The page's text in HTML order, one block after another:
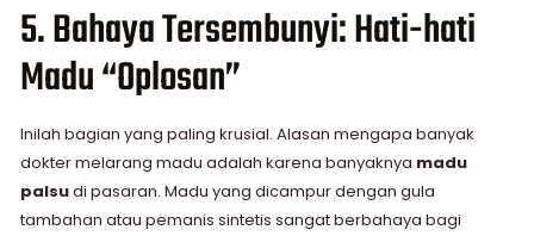
5. Bahaya Tersembunyi: Hati-hati
Madu “Oplosan”
Inilah bagian yang paling krusial. Alasan mengapa banyak
dokter melarang madu adalah karena banyaknya madu
palsudi pasaran. Madu yang dicampur dengan gula
tambahan atau pemanis sintetis sangat berbahaya bagi